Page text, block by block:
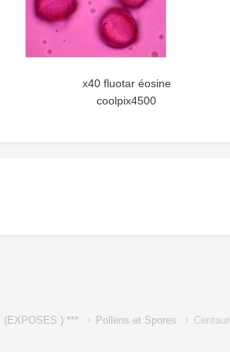
x40 fluotar éosine
coolpix4500
(EXPOSES ) *** Pollens et Spores